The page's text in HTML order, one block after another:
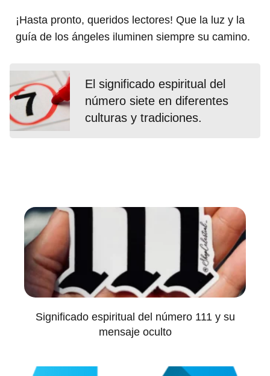
¡Hasta pronto, queridos lectores! Que la luz y la
guía de los ángeles iluminen siempre su camino.
El significado espiritual del
número siete en diferentes
culturas y tradiciones.
Significado espiritual del número 111 y su
mensaje oculto